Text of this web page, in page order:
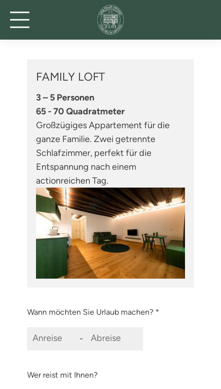
FAMILY LOFT
3 – 5 Personen
65 - 70 Quadratmeter
Großzügiges Appartement für die
ganze Familie. Zwei getrennte
Schlafzimmer, perfekt für die
Entspannung nach einem
actionreichen Tag.
Wann möchten Sie Urlaub machen? *
-
Wer reist mit Ihnen?